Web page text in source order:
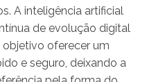
A inteligência artificial
de evolução digital
oferecer um
e seguro, deixando a